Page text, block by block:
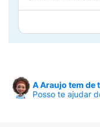
A sua fórmula
verdadeiro
para a pele.
na cicatrização
disso, conta
A Araujo tem de
Posso te ajudar